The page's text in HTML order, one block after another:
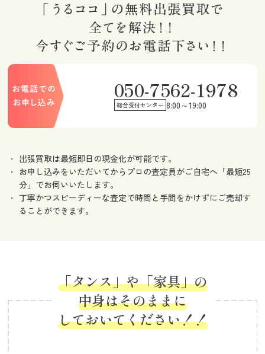
050-7562-1978
総合受付センター 8:00～19:00
出張買取は最短即日の現金化が可能です。
お申し込みをいただいてからプロの査定員がご自宅へ「最短25
分」でお伺いいたします。
丁寧かつスピーディーな査定で時間と手間をかけずにご売却す
ることができます。
「タンス」や「家具」の
中身はそのままに
しておいてください！！